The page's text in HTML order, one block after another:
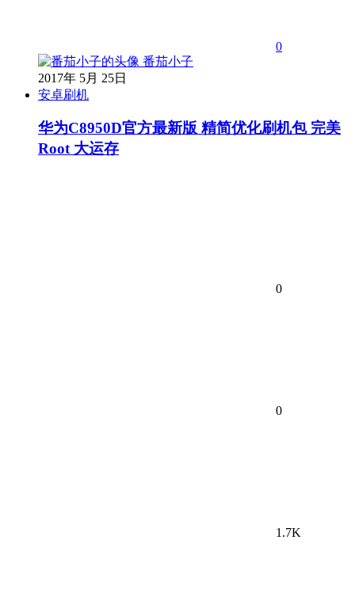
0
番茄小子
2017年 5月 25日
安卓刷机
华为C8950D官方最新版 精简优化刷机包 完美
Root 大运存
0
0
1.7K